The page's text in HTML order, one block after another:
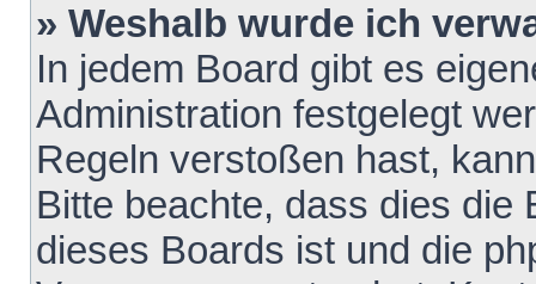
» Weshalb wurde ich
In jedem Board gibt es
Administration festgelegt
Regeln verstoßen hast,
Bitte beachte, dass dies die
dieses Boards ist und die